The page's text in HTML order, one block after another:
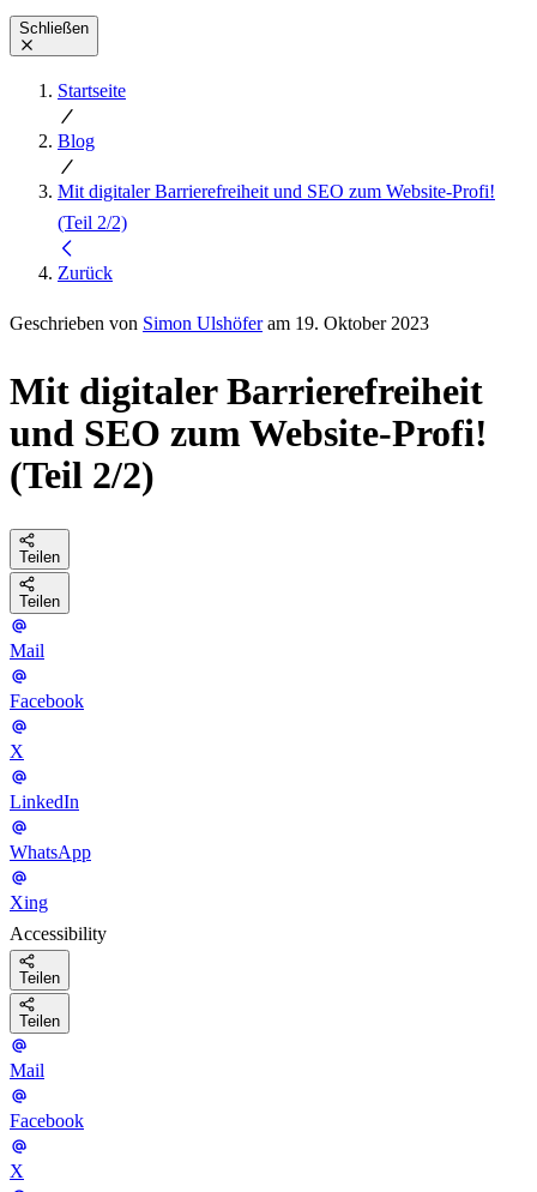
Schließen
Startseite
Blog
Mit digitaler Barrierefreiheit und SEO zum Website-Profi!
(Teil 2/2)
Zurück
Geschrieben von Simon Ulshöferam 19. Oktober 2023
Mit digitaler Barrierefreiheit
und SEO zum Website-Profi!
(Teil 2/2)
Teilen
Teilen
Mail
Facebook
X
LinkedIn
WhatsApp
Xing
Accessibility
Teilen
Teilen
Mail
Facebook
X